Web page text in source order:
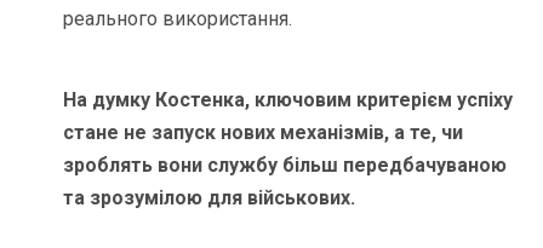
реального використання.
На думку Костенка, ключовим критерієм успіху
стане не запуск нових механізмів, а те, чи
зроблять вони службу більш передбачуваною
та зрозумілою для військових.